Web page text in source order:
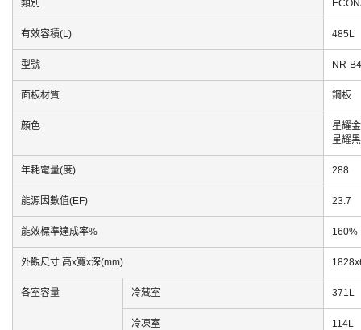
類別
有效容積(L) 485L
型號 NR-
面板材質 鋼板
顏色
星耀金
星耀黑
年耗電量(度) 288
能源因數值(EF) 23.7
能效標準達成率% 160%
外觀尺寸 高x寬x深(mm)
各室容量 冷藏室 371L
冷凍室 114L